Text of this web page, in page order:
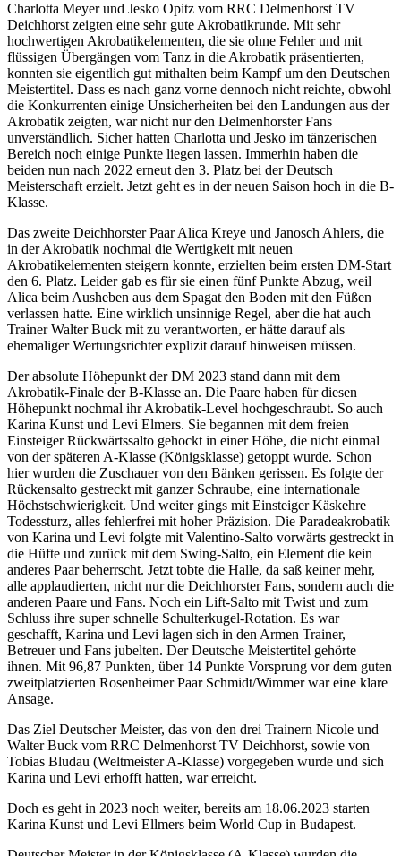
Charlotta Meyer und Jesko Opitz vom RRC Delmenhorst TV
Deichhorst zeigten eine sehr gute Akrobatikrunde. Mit sehr
hochwertigen Akrobatikelementen, die sie ohne Fehler und mit
flüssigen Übergängen vom Tanz in die Akrobatik präsentierten,
konnten sie eigentlich gut mithalten beim Kampf um den Deutschen
Meistertitel. Dass es nach ganz vorne dennoch nicht reichte, obwohl
die Konkurrenten einige Unsicherheiten bei den Landungen aus der
Akrobatik zeigten, war nicht nur den Delmenhorster Fans
unverständlich. Sicher hatten Charlotta und Jesko im tänzerischen
Bereich noch einige Punkte liegen lassen. Immerhin haben die
beiden nun nach 2022 erneut den 3. Platz bei der Deutsch
Meisterschaft erzielt. Jetzt geht es in der neuen Saison hoch in die B-
Klasse.
Das zweite Deichhorster Paar Alica Kreye und Janosch Ahlers, die
in der Akrobatik nochmal die Wertigkeit mit neuen
Akrobatikelementen steigern konnte, erzielten beim ersten DM-Start
den 6. Platz. Leider gab es für sie einen fünf Punkte Abzug, weil
Alica beim Ausheben aus dem Spagat den Boden mit den Füßen
verlassen hatte. Eine wirklich unsinnige Regel, aber die hat auch
Trainer Walter Buck mit zu verantworten, er hätte darauf als
ehemaliger Wertungsrichter explizit darauf hinweisen müssen.
Der absolute Höhepunkt der DM 2023 stand dann mit dem
Akrobatik-Finale der B-Klasse an. Die Paare haben für diesen
Höhepunkt nochmal ihr Akrobatik-Level hochgeschraubt. So auch
Karina Kunst und Levi Elmers. Sie begannen mit dem freien
Einsteiger Rückwärtssalto gehockt in einer Höhe, die nicht einmal
von der späteren A-Klasse (Königsklasse) getoppt wurde. Schon
hier wurden die Zuschauer von den Bänken gerissen. Es folgte der
Rückensalto gestreckt mit ganzer Schraube, eine internationale
Höchstschwierigkeit. Und weiter gings mit Einsteiger Käskehre
Todessturz, alles fehlerfrei mit hoher Präzision. Die Paradeakrobatik
von Karina und Levi folgte mit Valentino-Salto vorwärts gestreckt in
die Hüfte und zurück mit dem Swing-Salto, ein Element die kein
anderes Paar beherrscht. Jetzt tobte die Halle, da saß keiner mehr,
alle applaudierten, nicht nur die Deichhorster Fans, sondern auch die
anderen Paare und Fans. Noch ein Lift-Salto mit Twist und zum
Schluss ihre super schnelle Schulterkugel-Rotation. Es war
geschafft, Karina und Levi lagen sich in den Armen Trainer,
Betreuer und Fans jubelten. Der Deutsche Meistertitel gehörte
ihnen. Mit 96,87 Punkten, über 14 Punkte Vorsprung vor dem guten
zweitplatzierten Rosenheimer Paar Schmidt/Wimmer war eine klare
Ansage.
Das Ziel Deutscher Meister, das von den drei Trainern Nicole und
Walter Buck vom RRC Delmenhorst TV Deichhorst, sowie von
Tobias Bludau (Weltmeister A-Klasse) vorgegeben wurde und sich
Karina und Levi erhofft hatten, war erreicht.
Doch es geht in 2023 noch weiter, bereits am 18.06.2023 starten
Karina Kunst und Levi Ellmers beim World Cup in Budapest.